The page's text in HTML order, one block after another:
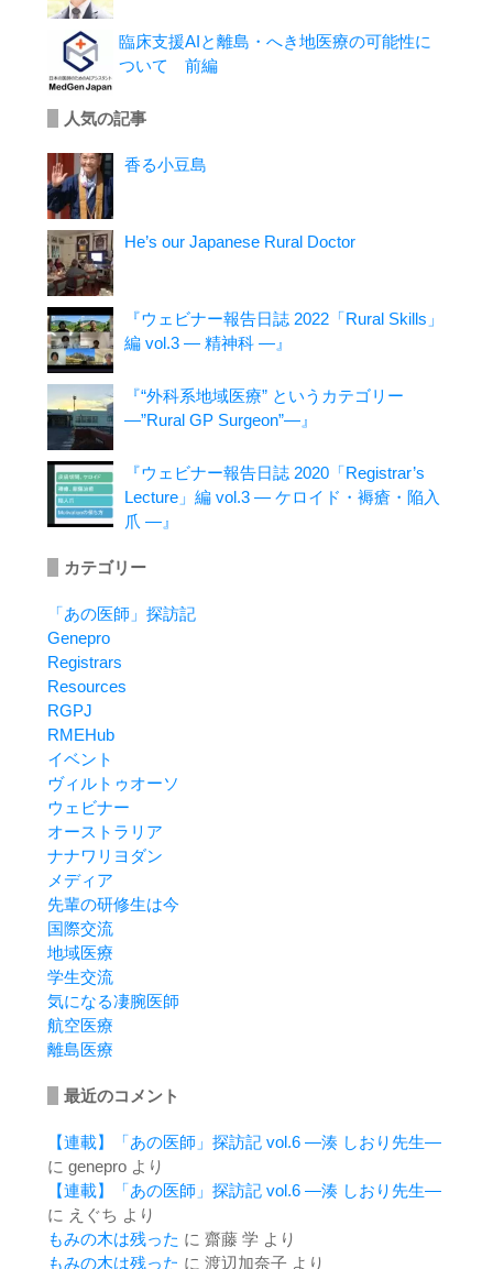
臨床支援AIと離島・へき地医療の可能性に
ついて 前編
人気の記事
香る小豆島
He’s our Japanese Rural Doctor
『ウェビナー報告日誌 2022「Rural Skills」
編 vol.3 ― 精神科 ―』
『“外科系地域医療” というカテゴリー
―”Rural GP Surgeon”―』
『ウェビナー報告日誌 2020「Registrar’s
Lecture」編 vol.3 ― ケロイド・褥瘡・陥入
爪 ―』
カテゴリー
「あの医師」探訪記
Genepro
Registrars
Resources
RGPJ
RMEHub
イベント
ヴィルトゥオーソ
ウェビナー
オーストラリア
ナナワリヨダン
メディア
先輩の研修生は今
国際交流
地域医療
学生交流
気になる凄腕医師
航空医療
離島医療
最近のコメント
【連載】「あの医師」探訪記 vol.6 ―湊 しおり先生―
に geneproより
【連載】「あの医師」探訪記 vol.6 ―湊 しおり先生―
に えぐち より
もみの木は残った に 齋藤 学 より
もみの木は残った に 渡辺加奈子より